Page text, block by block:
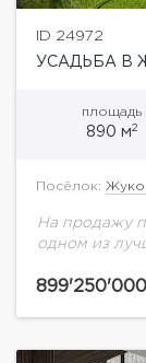
ID 24972
УСАДЬБА В
площадь
890 м2
Посёлок:
На продажу
одном из
столовая,
899'250'000